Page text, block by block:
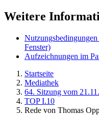
Weitere
Nutzungsbedingungen
Fenster)
Aufzeichnungen im
Startseite
Mediathek
64. Sitzung vom
TOP I.10
Rede von Thomas